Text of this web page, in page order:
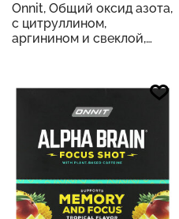
Onnit, Общий оксид азота,
с цитруллином,
аргинином и свеклой,